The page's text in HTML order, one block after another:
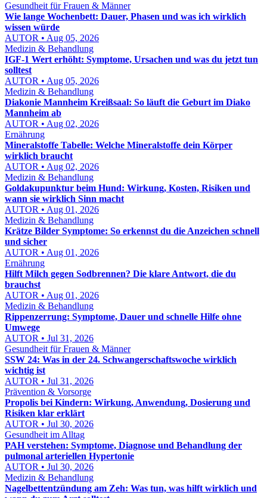
Gesundheit für Frauen & Männer
Wie lange Wochenbett: Dauer, Phasen und was ich wirklich
wissen würde
AUTOR • Aug 05, 2026
Medizin & Behandlung
IGF-1 Wert erhöht: Symptome, Ursachen und was du jetzt tun
solltest
AUTOR • Aug 05, 2026
Medizin & Behandlung
Diakonie Mannheim Kreißsaal: So läuft die Geburt im Diako
Mannheim ab
AUTOR • Aug 02, 2026
Ernährung
Mineralstoffe Tabelle: Welche Mineralstoffe dein Körper
wirklich braucht
AUTOR • Aug 02, 2026
Medizin & Behandlung
Goldakupunktur beim Hund: Wirkung, Kosten, Risiken und
wann sie wirklich Sinn macht
AUTOR • Aug 01, 2026
Medizin & Behandlung
Krätze Bilder Symptome: So erkennst du die Anzeichen schnell
und sicher
AUTOR • Aug 01, 2026
Ernährung
Hilft Milch gegen Sodbrennen? Die klare Antwort, die du
brauchst
AUTOR • Aug 01, 2026
Medizin & Behandlung
Rippenzerrung: Symptome, Dauer und schnelle Hilfe ohne
Umwege
AUTOR • Jul 31, 2026
Gesundheit für Frauen & Männer
SSW 24: Was in der 24. Schwangerschaftswoche wirklich
wichtig ist
AUTOR • Jul 31, 2026
Prävention & Vorsorge
Propolis bei Kindern: Wirkung, Anwendung, Dosierung und
Risiken klar erklärt
AUTOR • Jul 30, 2026
Gesundheit im Alltag
PAH verstehen: Symptome, Diagnose und Behandlung der
pulmonal arteriellen Hypertonie
AUTOR • Jul 30, 2026
Medizin & Behandlung
Nagelbettentzündung am Zeh: Was tun, was hilft wirklich und